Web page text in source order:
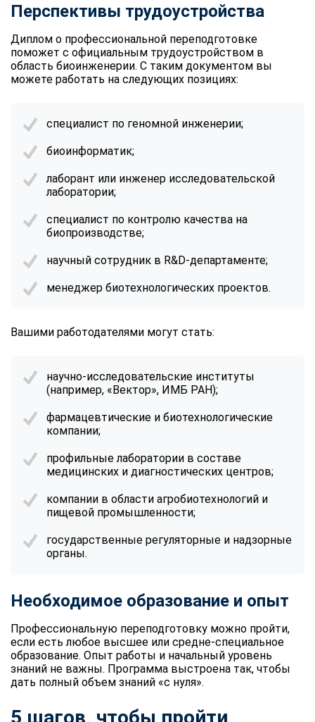
Перспективы трудоустройства
Диплом о профессиональной переподготовке
поможет с официальным трудоустройством в
область биоинженерии. С таким документом вы
можете работать на следующих позициях:
специалист по геномной инженерии;
биоинформатик;
лаборант или инженер исследовательской
лаборатории;
специалист по контролю качества на
биопроизводстве;
научный сотрудник в R&D-департаменте;
менеджер биотехнологических проектов.
Вашими работодателями могут стать:
научно-исследовательские институты
(например, «Вектор», ИМБ РАН);
фармацевтические и биотехнологические
компании;
профильные лаборатории в составе
медицинских и диагностических центров;
компании в области агробиотехнологий и
пищевой промышленности;
государственные регуляторные и надзорные
органы.
Необходимое образование и опыт
Профессиональную переподготовку можно пройти,
если есть любое высшее или средне-специальное
образование. Опыт работы и начальный уровень
знаний не важны. Программа выстроена так, чтобы
дать полный объем знаний «с нуля».
5 шагов, чтобы пройти
ChatApp
online
Мессенджеры
Свяжитесь с нами через любой удобный мессенджер!
Telegram
Max